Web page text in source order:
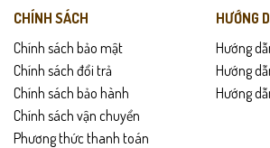
gắng quá nhiều. Dáng Regular Fit giúp tôn vóc
người gầy mặc trông đầy đặn hơn, người có
và cân đối hơn.
CHÍNH SÁCH
Chính sách bảo mật
Chính sách đổi trả
Chính sách bảo hành
Chính sách vận chuyển
Phương thức thanh toán
HƯỚNG
Hướng
Hướng
Hướng